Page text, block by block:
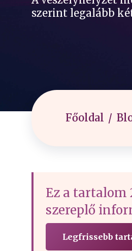
szerint legalább
Főoldal
Ez a tartalom
szereplő
Legfrissebb